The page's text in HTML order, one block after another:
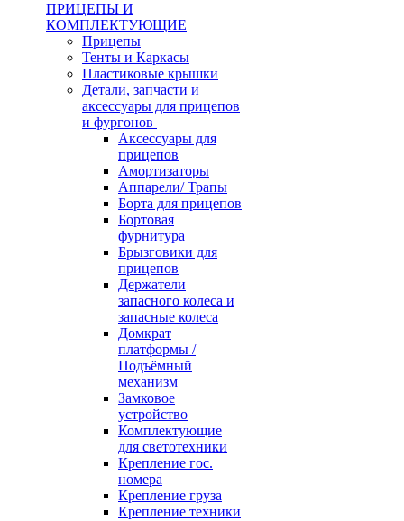
ПРИЦЕПЫ И
КОМПЛЕКТУЮЩИЕ
Прицепы
Тенты и Каркасы
Пластиковые крышки
Детали, запчасти и
аксессуары для прицепов
и фургонов
Аксессуары для
прицепов
Амортизаторы
Аппарели/ Трапы
Борта для прицепов
Бортовая
фурнитура
Брызговики для
прицепов
Держатели
запасного колеса и
запасные колеса
Домкрат
платформы /
Подъёмный
механизм
Замковое
устройство
Комплектующие
для светотехники
Крепление гос.
номера
Крепление груза
Крепление техники